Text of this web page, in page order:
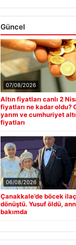
Güncel
07/08/2026
Altın fiyatları canlı 2
fiyatları ne kadar oldu?
yarım ve cumhuriyet
fiyatları
06/08/2026
Çanakkale’de böcek
dönüştü. Yusuf öldü,
bakımda